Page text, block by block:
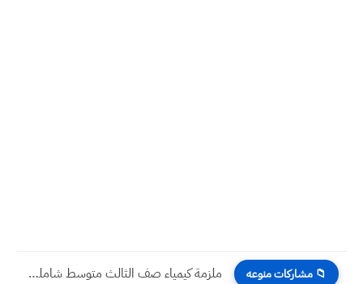
📁 مشاركات منوعه ملزمة كيمياء صف الثالث متوسط شامله لكل الكتاب حسب منهج...